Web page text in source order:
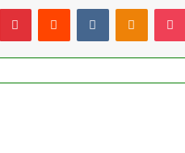
PinterestReddit VKontakte